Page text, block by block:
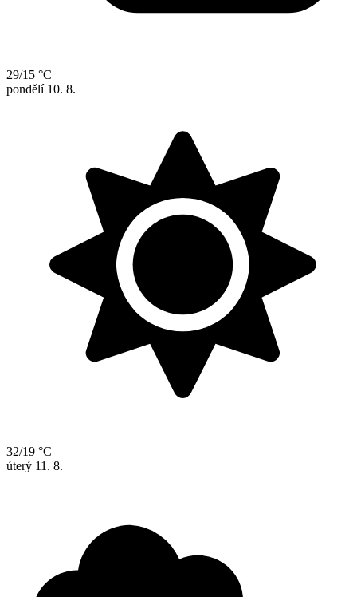
29/15 °C
pondělí 10. 8.
32/19 °C
úterý 11. 8.